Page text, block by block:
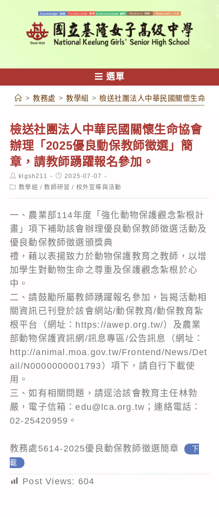
容
選單
> 教務處 > 教學組 > 檢送社團法人中華民國關懷生命協
檢送社團法人中華民國關懷生命協會
辦理「2025優良動保教師徵選」簡
章，請教師踴躍報名參加。
Post
author:
klgsh211
Post
published:
2025-07-07
Post教學組 / 教師研習 / 校外宣導與活動
一、農業部114年度「強化動物保護觀念紮根計
畫」項下補助該會辦理優良動保教師徵選活動及
優良動保教師徵選頒獎典
禮，藉以表揚致力於動物保護教育之教師，以增
加學生對動物生命之尊重及保護觀念紮根於心
中。
二、請鼓勵所屬教師踴躍報名參加，旨揭活動相
關資訊已刊登於該會網站/動保教育/動保教育紮
根平台（網址：https://awep.org.tw/）及農業
部動物保護資訊網/訊息專區/公告訊息（網址：
http://animal.moa.gov.tw/Frontend/News/Det
ail/N0000000001793）項下，請自行下載使
用。
三、如有相關問題，請逕洽該會教育主任林勃
嚴，電子信箱：edu@lca.org.tw；連絡電話：
02-25420959。
教務處5614-2025優良動保教師徵選簡章
下
載
Post Views: 604